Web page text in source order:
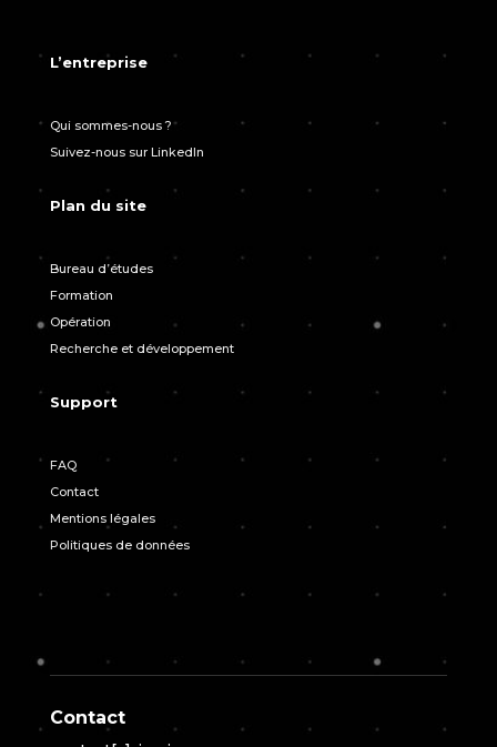
L’entreprise
Qui sommes-nous ?
Suivez-nous sur LinkedIn
Plan du site
Bureau d’études
Formation
Opération
Recherche et développement
Support
FAQ
Contact
Mentions légales
Politiques de données
Contact